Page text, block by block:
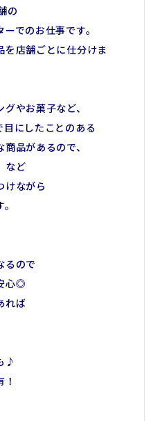
♪
ンター
よ。
の
でのお仕事です。
を店舗ごとに仕分けま
やお菓子など、
目にしたことのある
品があるので、
など
けながら
るので
心◎
れば
♪